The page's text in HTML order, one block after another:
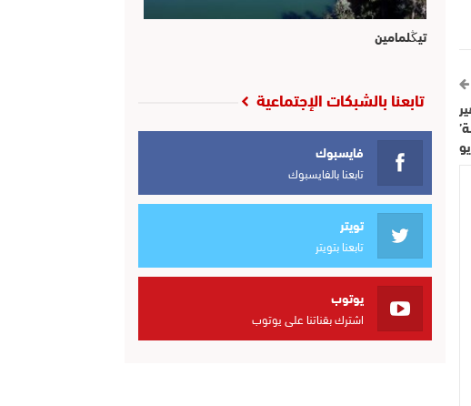
تيڭلمامين
تابعنا بالشبكات الإجتماعية
فايسبوك
تابعنا بالفايسبوك
تويتر
تابعنا بتويتر
يوتوب
اشترك بقناتنا على يوتوب